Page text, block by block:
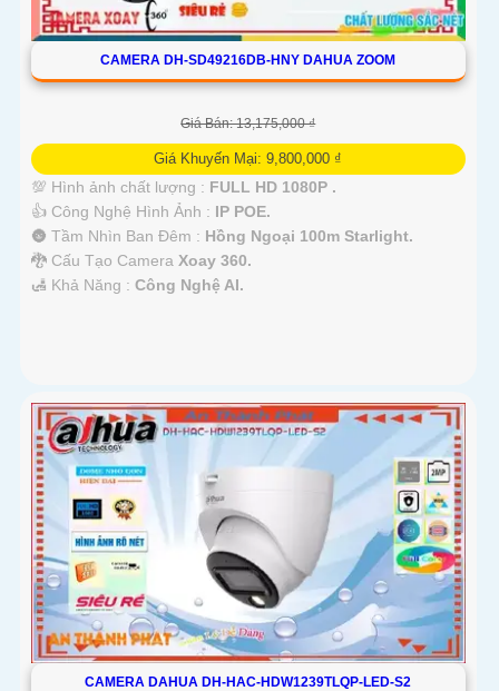
CAMERA DH-SD49216DB-HNY DAHUA ZOOM
Giá Bán: 13,175,000 ₫
Giá Khuyến Mại: 9,800,000 ₫
💯 Hình ảnh chất lượng : FULL HD 1080P .
👍 Công Nghệ Hình Ảnh : IP POE.
🌚 Tầm Nhìn Ban Đêm : Hồng Ngoại 100m Starlight.
🐉️ Cấu Tạo Camera Xoay 360.
️🛃 Khả Năng : Công Nghệ AI.
CAMERA DAHUA DH-HAC-HDW1239TLQP-LED-S2